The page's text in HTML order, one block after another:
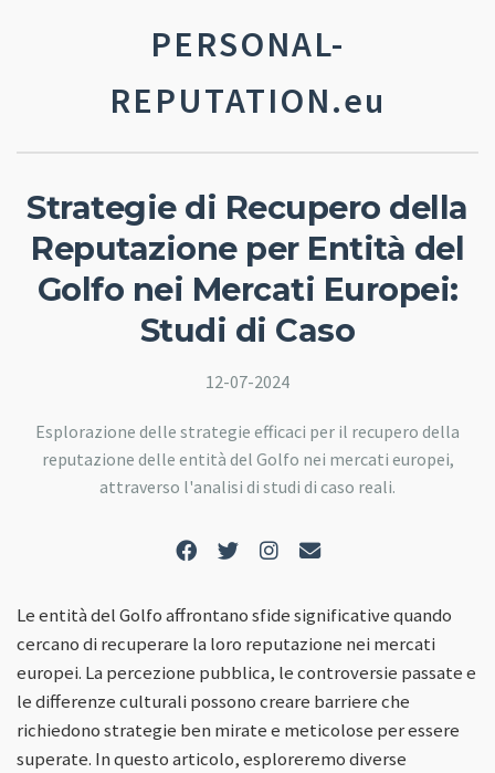
PERSONAL-
REPUTATION.eu
Strategie di Recupero della
Reputazione per Entità del
Golfo nei Mercati Europei:
Studi di Caso
12-07-2024
Esplorazione delle strategie efficaci per il recupero della
reputazione delle entità del Golfo nei mercati europei,
attraverso l'analisi di studi di caso reali.
Le entità del Golfo affrontano sfide significative quando
cercano di recuperare la loro reputazione nei mercati
europei. La percezione pubblica, le controversie passate e
le differenze culturali possono creare barriere che
richiedono strategie ben mirate e meticolose per essere
superate. In questo articolo, esploreremo diverse